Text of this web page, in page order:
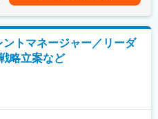
ションを本気で実現したいと考え
に共感し、実現へ向けて一緒に邁
ントマネージャー／リーダ
略立案など